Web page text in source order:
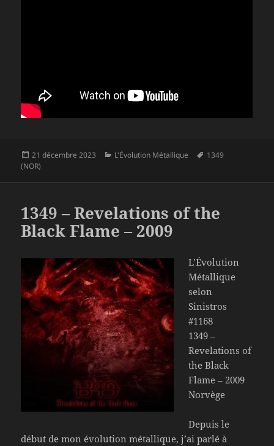
Publié
le
21 décembre 2023 Catégories
L'Évolution Métallique
Mots-
1349
(NOR)
1349 – Revelations of the
Black Flame – 2009
L’Évolution
Métallique
selon
Sinistros
#1168
1349 –
Revelations of
the Black
Flame – 2009
Norvège
Depuis le
début de mon évolution métallique, j’ai parlé à